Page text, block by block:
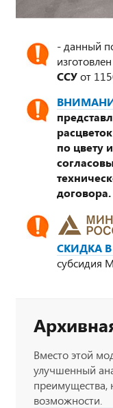
- данный
ССУот
по цвету
договора.
СКИДКА В
субсидия
Вместо этой
улучшенный
преимущества,
возможности.